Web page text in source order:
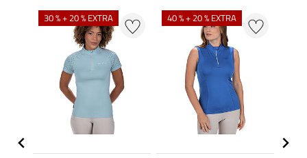
30 % + 20 % EXTRA 40 % + 20 % EXTRA